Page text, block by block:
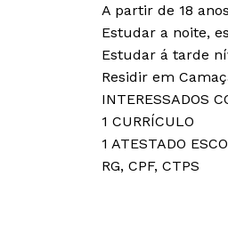
A partir de 18 anos
Estudar a noite,
Estudar á tarde
Residir em
INTERESSADOS
1 CURRÍCULO
1 ATESTADO
RG, CPF, CTPS